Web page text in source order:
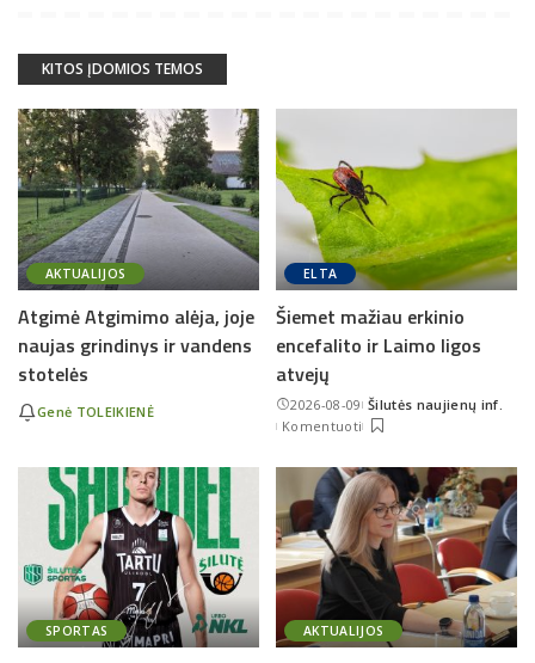
KITOS ĮDOMIOS TEMOS
AKTUALIJOS
Atgimė Atgimimo alėja, joje
naujas grindinys ir vandens
stotelės
Genė TOLEIKIENĖ
ELTA
Šiemet mažiau erkinio
encefalito ir Laimo ligos
atvejų
2026-08-09Posted
by
Šilutės naujienų inf.
Komentuoti
SPORTAS AKTUALIJOS